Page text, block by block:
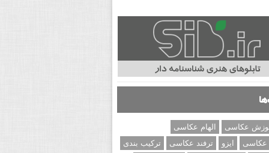
عکاسی
الهام عکاسی
عکاسی
ایزو ترفند عکاسی
ترکیب بندی